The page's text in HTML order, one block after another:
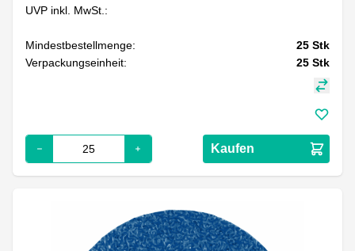
UVP inkl. MwSt.:
Mindestbestellmenge: 25 Stk
Verpackungseinheit:
25 Stk
Kaufen